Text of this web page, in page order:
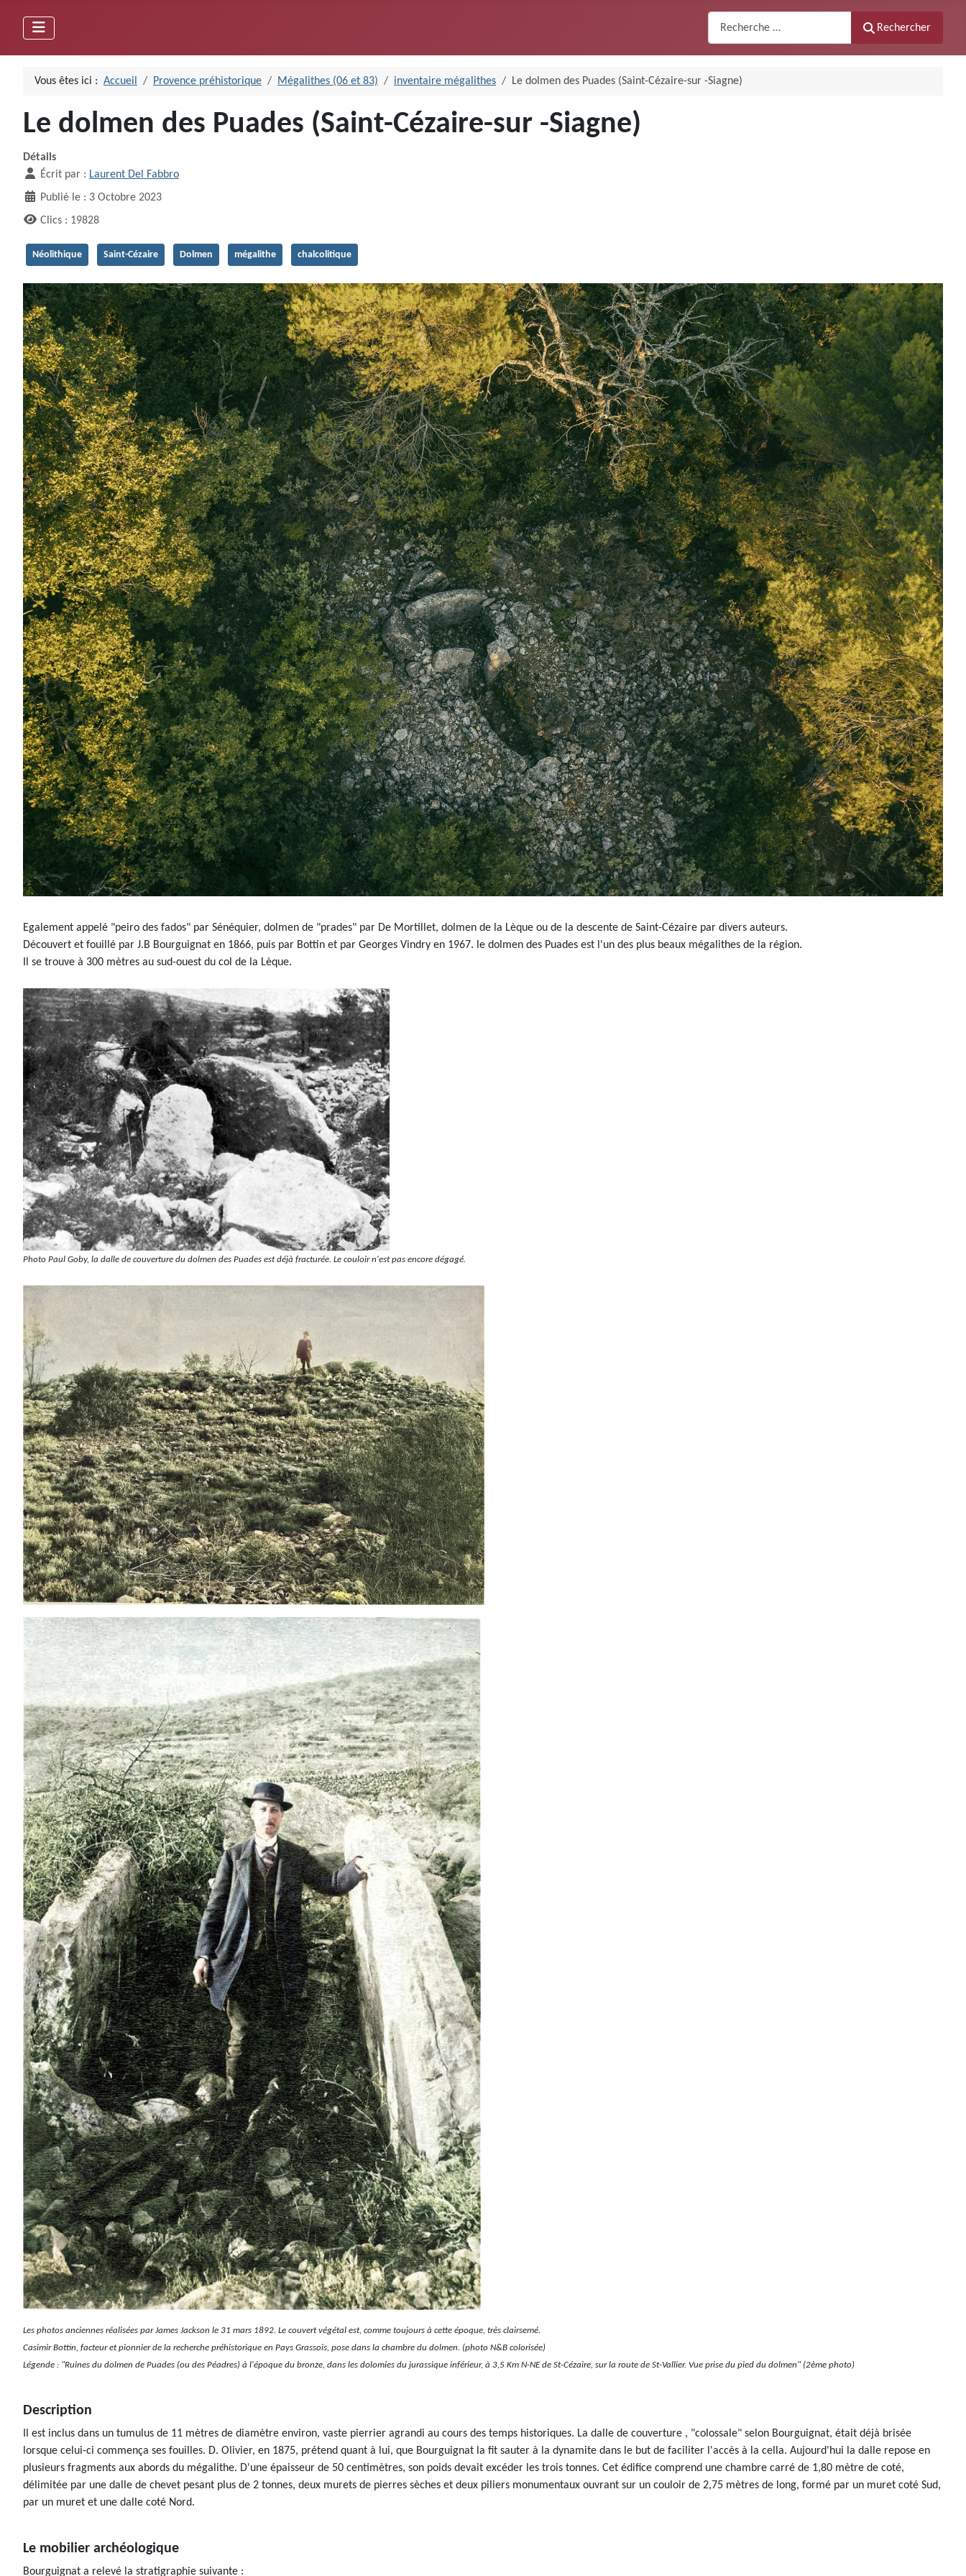
Rechercher
Vous êtes ici : Accueil Provence préhistorique Mégalithes (06 et 83) inventaire mégalithes Le dolmen des Puades (Saint-Cézaire-sur -Siagne)
Le dolmen des Puades (Saint-Cézaire-sur -Siagne)
Détails
Écrit par : Laurent Del Fabbro
Publié le : 3 Octobre 2023
Clics : 19828
Néolithique Saint-Cézaire Dolmen mégalithe chalcolitique
Egalement appelé "peiro des fados" par Sénéquier, dolmen de "prades" par De Mortillet, dolmen de la Lèque ou de la descente de Saint-Cézaire par divers auteurs.
Découvert et fouillé par J.B Bourguignat en 1866, puis par Bottin et par Georges Vindry en 1967. le dolmen des Puades est l'un des plus beaux mégalithes de la région.
Il se trouve à 300 mètres au sud-ouest du col de la Lèque.
Photo Paul Goby, la dalle de couverture du dolmen des Puades est déjà fracturée. Le couloir n'est pas encore dégagé.
Les photos anciennes réalisées par James Jackson le 31 mars 1892. Le couvert végétal est, comme toujours à cette époque, très clairsemé.
Casimir Bottin, facteur et pionnier de la recherche préhistorique en Pays Grassois, pose dans la chambre du dolmen. (photo N&B colorisée)
Légende : "Ruines du dolmen de Puades (ou des Péadres) à l'époque du bronze, dans les dolomies du jurassique inférieur, à 3,5 Km N-NE de St-Cézaire, sur la route de St-Vallier. Vue prise du pied du dolmen" (2ème photo)
Description
Il est inclus dans un tumulus de 11 mètres de diamètre environ, vaste pierrier agrandi au cours des temps historiques. La dalle de couverture , "colossale" selon Bourguignat, était déjà brisée
lorsque celui-ci commença ses fouilles. D. Olivier, en 1875, prétend quant à lui, que Bourguignat la fit sauter à la dynamite dans le but de faciliter l'accès à la cella. Aujourd'hui la dalle repose en
plusieurs fragments aux abords du mégalithe. D'une épaisseur de 50 centimètres, son poids devait excéder les trois tonnes. Cet édifice comprend une chambre carré de 1,80 mètre de coté,
délimitée par une dalle de chevet pesant plus de 2 tonnes, deux murets de pierres sèches et deux piliers monumentaux ouvrant sur un couloir de 2,75 mètres de long, formé par un muret coté Sud,
par un muret et une dalle coté Nord.
Le mobilier archéologique
Bourguignat a relevé la stratigraphie suivante :